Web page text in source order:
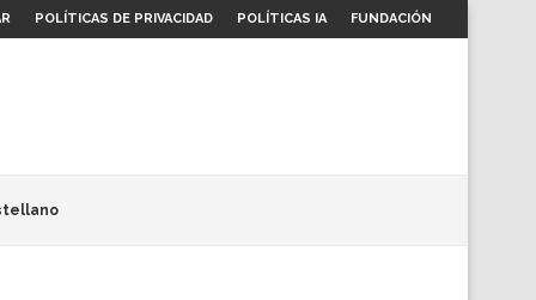
POLÍTICAS DE PRIVACIDAD POLÍTICAS IA FUNDACIÓN